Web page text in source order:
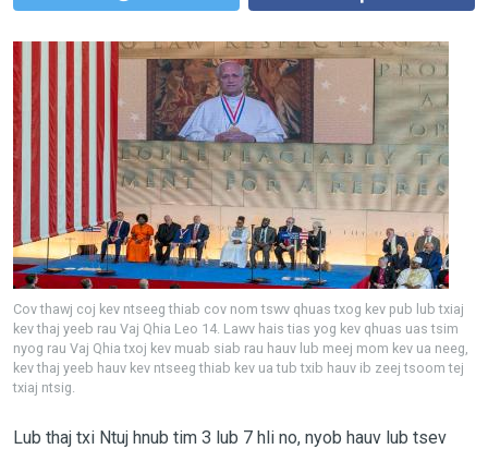
Cov thawj coj kev ntseeg thiab cov nom tswv qhuas txog kev pub lub txiaj
kev thaj yeeb rau Vaj Qhia Leo 14. Lawv hais tias yog kev qhuas uas tsim
nyog rau Vaj Qhia txoj kev muab siab rau hauv lub meej mom kev ua neeg,
kev thaj yeeb hauv kev ntseeg thiab kev ua tub txib hauv ib zeej tsoom tej
txiaj ntsig.
Lub thaj txi Ntuj hnub tim 3 lub 7 hli no, nyob hauv lub tsev